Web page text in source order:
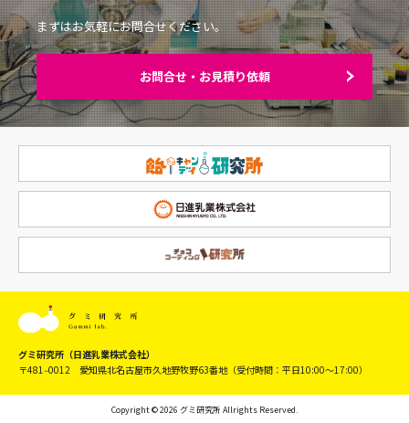
まずはお気軽にお問合せください。
お問合せ・お見積り依頼
グミ研究所（日進乳業株式会社）
〒481‒0012 愛知県北名古屋市久地野牧野63番地 （受付時間：平日10:00〜17:00）
Copyright © 2026 グミ研究所 Allrights Reserved.